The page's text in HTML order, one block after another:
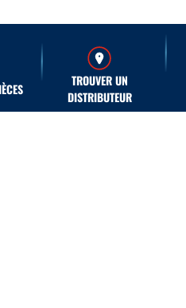
TROUVER UN
DISTRIBUTEUR